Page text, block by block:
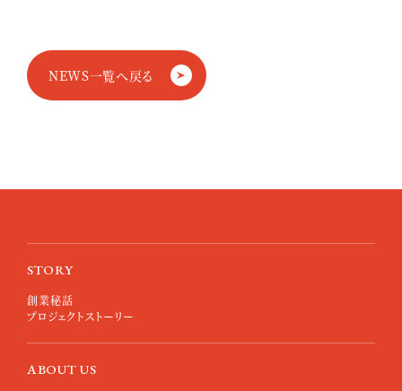
NEWS一覧へ戻る
STORY
創業秘話
プロジェクトストーリー
ABOUT US